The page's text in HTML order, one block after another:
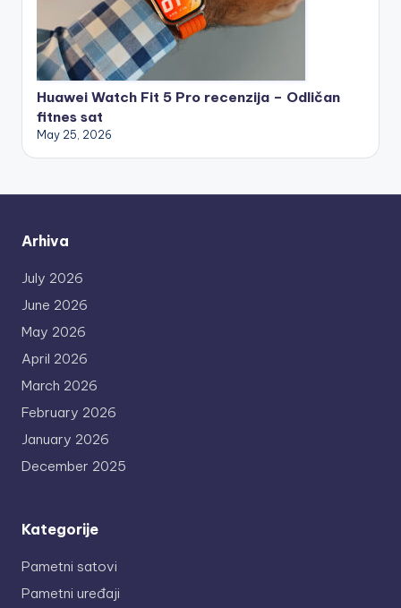
Huawei Watch Fit 5 Pro recenzija – Odličan
fitnes sat
May 25, 2026
Arhiva
July 2026
June 2026
May 2026
April 2026
March 2026
February 2026
January 2026
December 2025
Kategorije
Pametni satovi
Pametni uređaji